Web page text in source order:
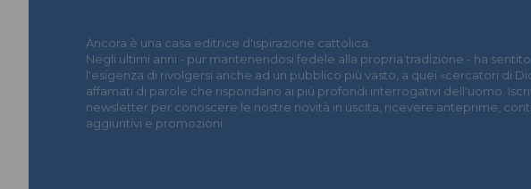
Àncora è una casa editrice d'ispirazione cattolica.
Negli ultimi anni - pur mantenendosi fedele alla propria tradizione - ha sentito
l'esigenza di rivolgersi anche ad un pubblico più vasto, a quei «cercatori di
affamati di parole che rispondano ai più profondi interrogativi dell'uomo.
newsletter per conoscere le nostre novità in uscita, ricevere anteprime,
aggiuntivi e promozioni.